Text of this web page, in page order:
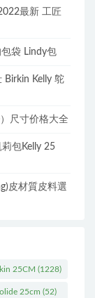
最新 工匠
袋 Lindy包
Birkin Kelly 鸵
尺寸价格大全
包Kelly 25
皮材質皮料選
25CM (1228)
25cm (52)